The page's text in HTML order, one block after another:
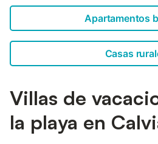
Apartamentos
Casas
Villas de
la playa en